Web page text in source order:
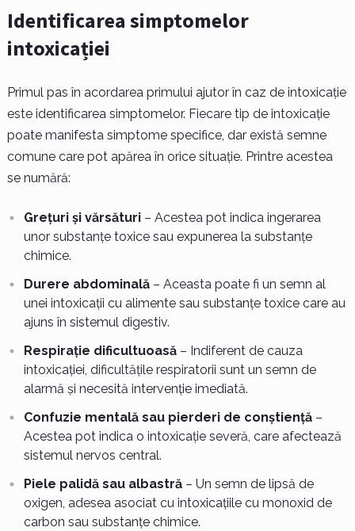
Identificarea simptomelor
intoxicației
Primul pas în acordarea primului ajutor în caz de intoxicație
este identificarea simptomelor. Fiecare tip de intoxicație
poate manifesta simptome specifice, dar există semne
comune care pot apărea în orice situație. Printre acestea
se numără:
Grețuri și vărsături– Acestea pot indica ingerarea
unor substanțe toxice sau expunerea la substanțe
chimice.
Durere abdominală– Aceasta poate fi un semn al
unei intoxicații cu alimente sau substanțe toxice care au
ajuns în sistemul digestiv.
Respirație dificultuoasă– Indiferent de cauza
intoxicației, dificultățile respiratorii sunt un semn de
alarmă și necesită intervenție imediată.
Confuzie mentală sau pierderi de conștiență–
Acestea pot indica o intoxicație severă, care afectează
sistemul nervos central.
Piele palidă sau albastră– Un semn de lipsă de
oxigen, adesea asociat cu intoxicațiile cu monoxid de
carbon sau substanțe chimice.